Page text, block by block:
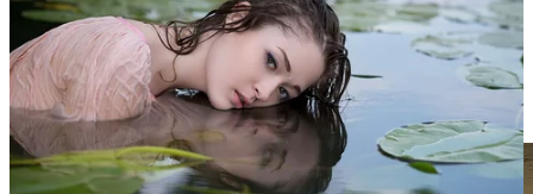
Berita Terpopuler
Surat Somasi Penyerobotan Tanah Terbaru 2024, Lengkap
Dengan Penjelasannya!
Tech 2 years ago